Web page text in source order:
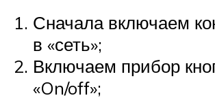
Сначала включаем
в «сеть»;
Включаем прибор
«On/off»;